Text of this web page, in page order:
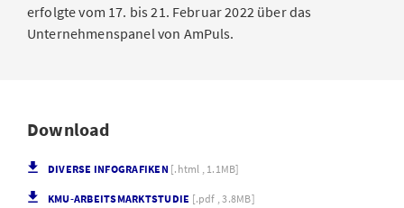
erfolgte vom 17. bis 21. Februar 2022 über das
Unternehmenspanel von AmPuls.
Download
DIVERSE INFOGRAFIKEN [.html , 1.1MB]
KMU-ARBEITSMARKTSTUDIE [.pdf , 3.8MB]